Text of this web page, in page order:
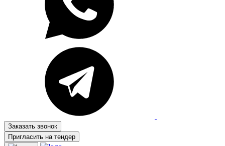
Заказать звонок
Пригласить на тендер